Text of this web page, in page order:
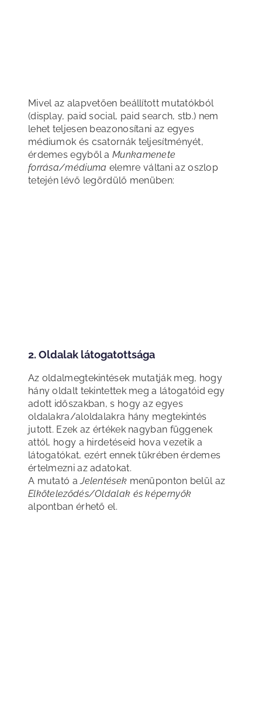
Mivel az alapvetően beállított mutatókból
(display, paid social, paid search, stb.) nem
lehet teljesen beazonosítani az egyes
médiumok és csatornák teljesítményét,
érdemes egyből aMunkamenete
forrása/médiuma elemre váltani az oszlop
tetején lévő legördülő menüben:
2. Oldalak látogatottsága
Az oldalmegtekintések mutatják meg, hogy
hány oldalt tekintettek meg a látogatóid egy
adott időszakban, s hogy az egyes
oldalakra/aloldalakra hány megtekintés
jutott. Ezek az értékek nagyban függenek
attól, hogy a hirdetéseid hova vezetik a
látogatókat, ezért ennek tükrében érdemes
értelmezni az adatokat.
A mutató aJelentések menüponton belül az
Elköteleződés/Oldalak és képernyők
alpontban érhető el.